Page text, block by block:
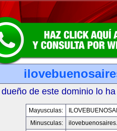
dueño de este dominio lo
Mayusculas:
Minusculas: